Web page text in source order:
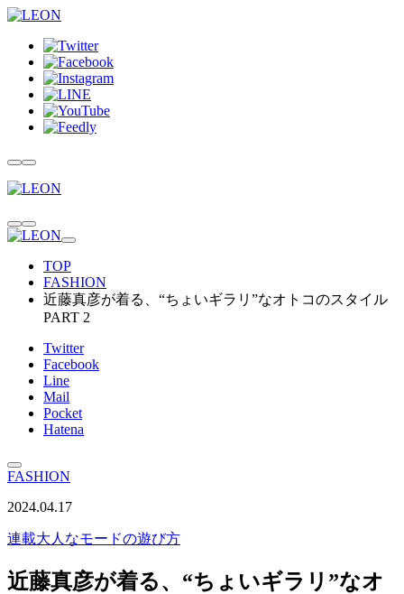
TOP
FASHION
近藤真彦が着る、“ちょいギラリ”なオトコのスタイル
PART 2
Twitter
Facebook
Line
Mail
Pocket
Hatena
FASHION
2024.04.17
連載大人なモードの遊び方
近藤真彦が着る、“ちょいギラリ”なオ